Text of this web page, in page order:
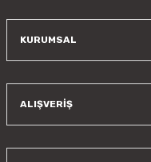
KURUMSAL
ALIŞVERİŞ